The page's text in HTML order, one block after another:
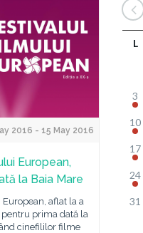
2016 - 15 May 2016
European,
la Baia Mare
aflat la a
pentru prima dată la
cinefililor filme
L
3
10
17
24
31